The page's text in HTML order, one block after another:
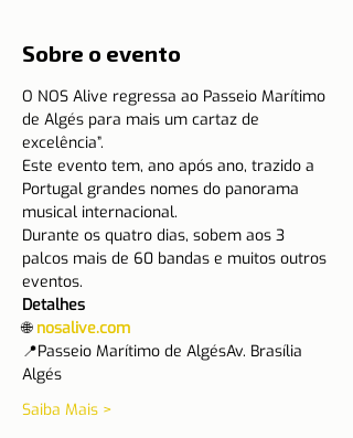
Sobre o evento
O NOS Alive regressa ao Passeio Marítimo
de Algés para mais um cartaz de
excelência”.
Este evento tem, ano após ano, trazido a
Portugal grandes nomes do panorama
musical internacional.
Durante os quatro dias, sobem aos 3
palcos mais de 60 bandas e muitos outros
eventos.
Detalhes
🌐 nosalive.com
📍Passeio Marítimo de AlgésAv. Brasília
Algés
Saiba Mais >